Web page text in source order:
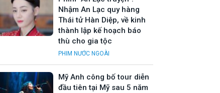
Nhậm An Lạc quy hàng
Thái tử Hàn Diệp, về kinh
thành lập kế hoạch báo
thù cho gia tộc
PHIM NƯỚC NGOÀI
Mỹ Anh công bố tour diễn
đầu tiên tại Mỹ sau 5 năm